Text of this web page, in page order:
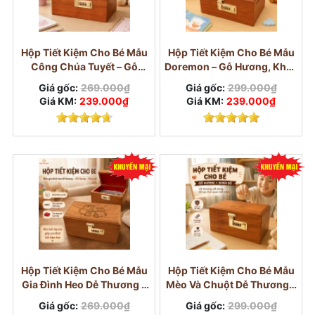
tiền theo hai mục tiêu khác nhau, ví dụ tiền tiết
kiệm và tiền được dùng sau.
Đừng chỉ mua một chiếc hộp để bỏ tiền
Hộp Tiết Kiệm Cho Bé Mẫu
Công Chúa Tuyết – Gỗ
Hương, Khóa Số
Giá gốc: 269.000₫
Giá KM: 239.000₫
Hộp Tiết Kiệm Cho Bé Mẫu
Doremon – Gỗ Hương, Khóa
Giá gốc: 299.000₫
Giá KM: 239.000₫
Hộp Tiết Kiệm Cho Bé Mẫu
Gia Đình Heo Dễ Thương –
Gỗ Hương, Khóa Số
Giá gốc: 269.000₫
Hộp Tiết Kiệm Cho Bé Mẫu
Mèo Và Chuột Dễ Thương –
Gỗ Hương, Khóa Số
Giá gốc: 299.000₫